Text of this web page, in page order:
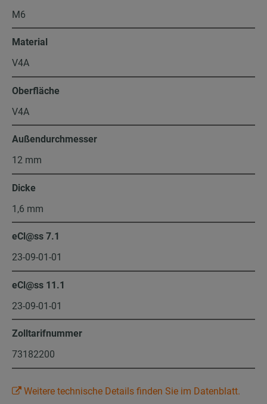
M6
Material
V4A
Oberfläche
V4A
Außendurchmesser
12 mm
Dicke
1,6 mm
eCl@ss 7.1
23-09-01-01
eCl@ss 11.1
23-09-01-01
Zolltarifnummer
73182200
Weitere technische Details finden Sie im Datenblatt.